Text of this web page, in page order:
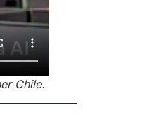
Chile.